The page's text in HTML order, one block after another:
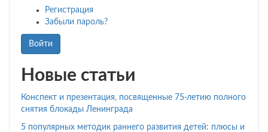
Регистрация
Забыли пароль?
Войти
Новые статьи
Конспект и презентация, посвященные 75-летию полного
снятия блокады Ленинграда
5 популярных методик раннего развития детей: плюсы и